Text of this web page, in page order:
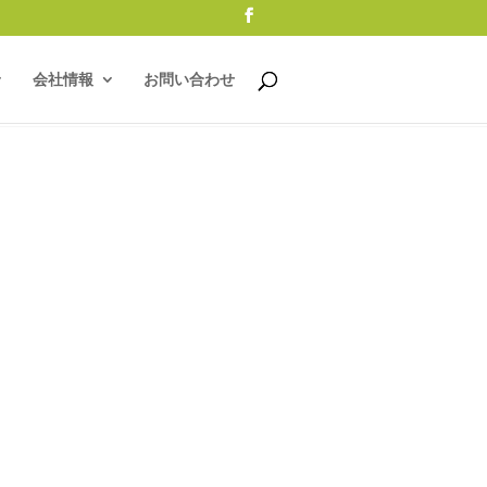
会社情報 お問い合わせ